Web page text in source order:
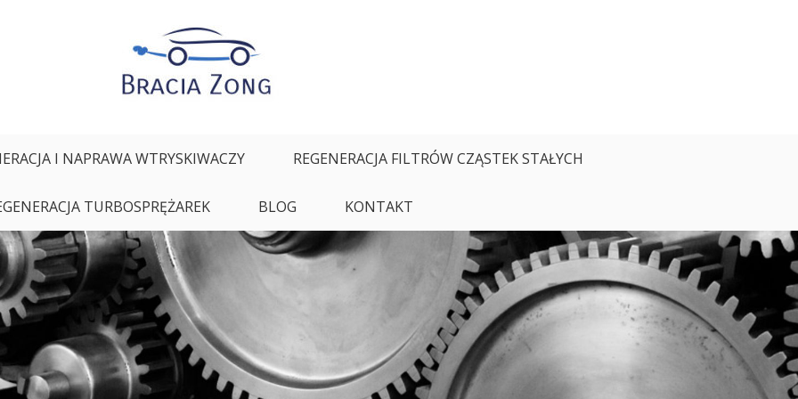
I NAPRAWA WTRYSKIWACZY REGENERACJA FILTRÓW CZĄSTEK STAŁYCH
TURBOSPRĘŻAREK BLOG KONTAKT